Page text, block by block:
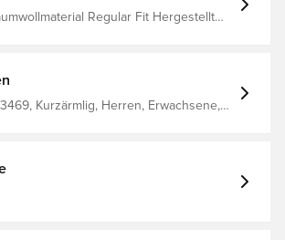
Regular Fit Hergestellt
Kurzärmlig, Herren, Erwachsene,